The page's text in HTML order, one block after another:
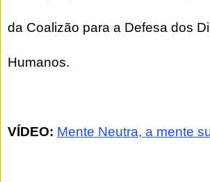
da Coalizão para a Defesa dos
Humanos.
VÍDEO: Mente Neutra, a mente